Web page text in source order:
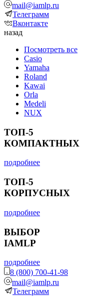
mail@iamlp.ru
Телеграмм
Вконтакте
назад
Посмотреть все
Casio
Yamaha
Roland
Kawai
Orla
Medeli
NUX
ТОП-5
КОМПАКТНЫХ
подробнее
ТОП-5
КОРПУСНЫХ
подробнее
ВЫБОР
IAMLP
подробнее
8 (800) 700-41-98
mail@iamlp.ru
Телеграмм